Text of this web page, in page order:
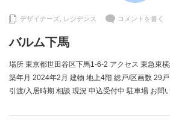
デザイナーズ レジデンス コメントを書く
バルム下馬
場所 東京都世田谷区下馬1-6-2 アクセス 東急東
築年月 2024年2月 建物 地上4階 総戸/区画数 29
引渡/入居時期 相談 現況 申込受付中 駐車場 お問